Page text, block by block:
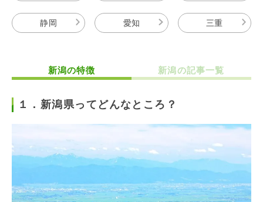
静岡 愛知 三重
新潟の特徴 新潟の記事一覧
１．新潟県ってどんなところ？